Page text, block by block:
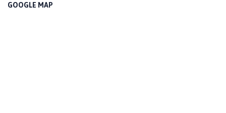
GOOGLE MAP